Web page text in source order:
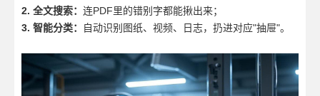
2. 全文搜索： 连PDF里的错别字都能揪出来；
3. 智能分类：
自动识别图纸、视频、日志，扔进对应"抽屉"。